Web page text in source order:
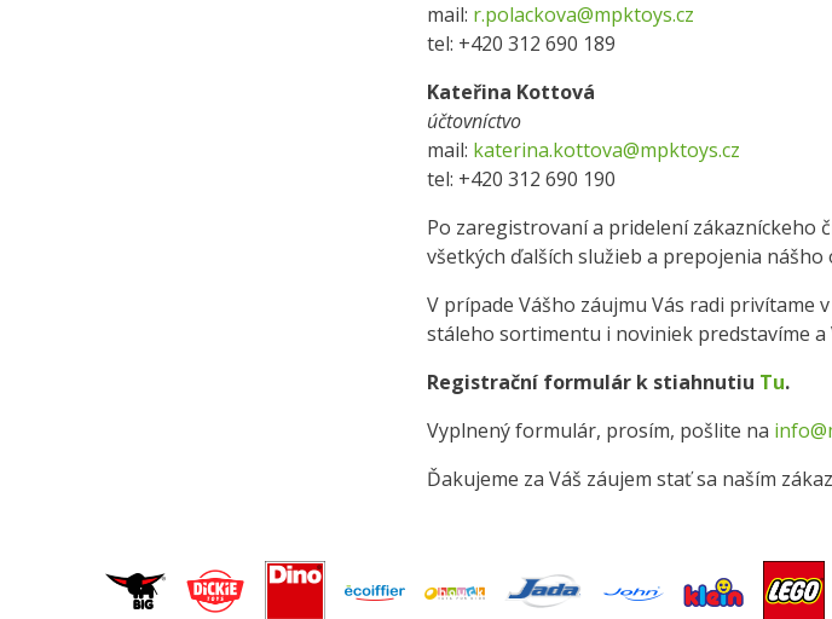
mail: r.polackova@mpktoys.cz
tel: +420 312 690 189
Kateřina Kottová
účtovníctvo
mail: katerina.kottova@mpktoys.cz
tel: +420 312 690 190
Po zaregistrovaní a pridelení zákazníckeho
všetkých ďalších služieb a prepojenia
V prípade Vášho záujmu Vás radi privítame
stáleho sortimentu i noviniek predstavíme
Registrační formulár k stiahnutiu Tu.
Vyplnený formulár, prosím, pošlite na
Ďakujeme za Váš záujem stať sa naším